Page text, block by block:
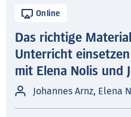
Online
Das richtige
Unterricht
mit Elena Nolis und
Johannes Arnz, Elena